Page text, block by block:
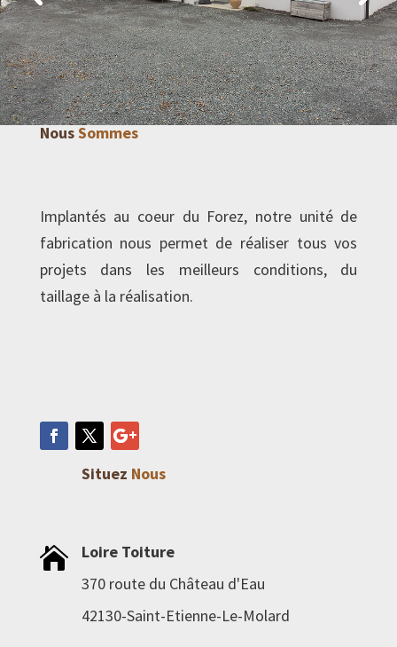
NousSommes
Implantés au coeur du Forez, notre unité de
fabrication nous permet de réaliser tous vos
projets dans les meilleurs conditions, du
taillage à la réalisation.
Situez Nous

Loire Toiture
370 route du Château d'Eau
42130-Saint-Etienne-Le-Molard